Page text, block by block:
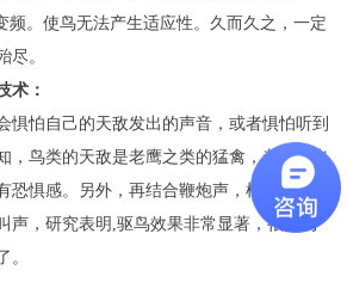
频。使鸟无法产生适应性。久而久之，一定
尽。
术：
惧怕自己的天敌发出的声音，或者惧怕听到
，鸟类的天敌是老鹰之类的猛禽，老鹰发出
恐惧感。另外，再结合鞭炮声，枪声之类的
声，研究表明,驱鸟效果非常显著，很多鸟
。